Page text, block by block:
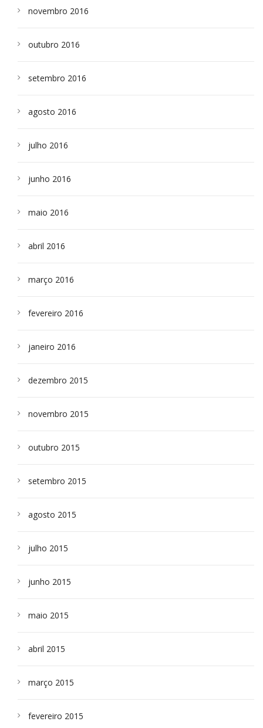
novembro 2016
outubro 2016
setembro 2016
agosto 2016
julho 2016
junho 2016
maio 2016
abril 2016
março 2016
fevereiro 2016
janeiro 2016
dezembro 2015
novembro 2015
outubro 2015
setembro 2015
agosto 2015
julho 2015
junho 2015
maio 2015
abril 2015
março 2015
fevereiro 2015